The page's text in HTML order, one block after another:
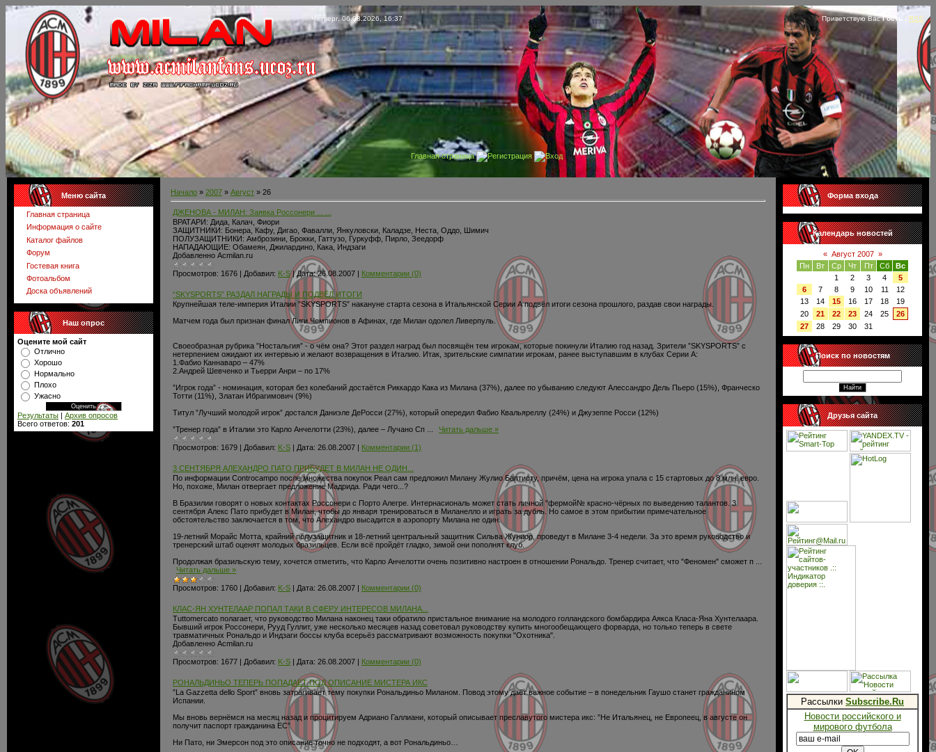
Четверг, 06.08.2026, 16:37 Приветствую ВасГость RSS
Главная страница Регистрация Вход
Меню сайта
Главная страница
Информация о сайте
Каталог файлов
Форум
Гостевая книга
Фотоальбом
Доска объявлений
Наш опрос
Оцените мой сайт
Отлично
Хорошо
Нормально
Плохо
Ужасно
Результаты | Архив опросов
Всего ответов: 201
Начало » 2007 » Август » 26
ДЖЕНОВА - МИЛАН: Заявка Россонери ... ...
ВРАТАРИ: Дида, Калач, Фиори
ЗАЩИТНИКИ: Бонера, Кафу, Дигао, Фавалли, Янкуловски, Каладзе, Неста, Оддо, Шимич
ПОЛУЗАЩИТНИКИ: Амброзини, Брокки, Гаттузо, Гуркуфф, Пирло, Зеедорф
НАПАДАЮЩИЕ: Обамеян, Джилардино, Кака, Индзаги
Добавленно Acmilan.ru
Просмотров: 1676 | Добавил: K-S |Дата: 26.08.2007 | Комментарии (0)
“SKYSPORTS” РАЗДАЛ НАГРАДЫ И ПОДВЁЛ ИТОГИ
Крупнейшая теле-империя Италии ”SKYSPORTS” накануне старта сезона в Итальянской Серии А подвёл итоги сезона прошлого, раздав свои награды.
Матчем года был признан финал Лиги Чемпионов в Афинах, где Милан одолел Ливерпуль.
Своеобразная рубрика ”Ностальгия” - о чём она? Этот раздел наград был посвящён тем игрокам, которые покинули Италию год назад. Зрители ”SKYSPORTS” с
нетерпением ожидают их интервью и желают возвращения в Италию. Итак, зрительские симпатии игрокам, ранее выступавшим в клубах Серии А:
1.Фабио Каннаваро – 47%
2.Андрей Шевченко и Тьерри Анри – по 17%
”Игрок года” - номинация, которая без колебаний достаётся Риккардо Кака из Милана (37%), далее по убыванию следуют Алессандро Дель Пьеро (15%), Франческо
Тотти (11%), Златан Ибрагимович (9%)
Титул ”Лучший молодой игрок” достался Даниэле ДеРосси (27%), который опередил Фабио Квальяреллу (24%) и Джузеппе Росси (12%)
”Тренер года” в Италии это Карло Анчелотти (23%), далее – Лучано Сп
Читать дальше »
Просмотров: 1679 | Добавил: K-S | Дата: 26.08.2007 | Комментарии (1)
3 СЕНТЯБРЯ АЛЕХАНДРО ПАТО ПРИБУДЕТ В МИЛАН НЕ ОДИН...
По информации Controcampo после множества покупок Реал сам предложил Милану Жулио Баптисту, причём, цена на игрока упала с 15 стартовых до 8 млн. евро.
Но, похоже, Милан отвергает предложение Мадрида. Ради чего...?
В Бразилии говорят о новых контактах Россонери с Порто Алегре. Интернасиональ может стать личной "фермой№ красно-чёрных по выведению талантов. 3
сентября Алекс Пато прибудет в Милан, чтобы до января тренироваться в Миланелло и играть за дубль. Но самое в этом прибытии примечательное
обстоятельство заключается в том, что Алехандро высадится в аэропорту Милана не один.
19-летний Морайс Мотта, крайний полузащитник и 18-летний центральный защитник Сильва Жуниор, проведут в Милане 3-4 недели. За это время руководство и
тренерский штаб оценят молодых бразильцев. Если всё пройдёт гладко, зимой они пополнят клуб.
Продолжая бразильскую тему, хочется отметить, что Карло Анчелотти очень позитивно настроен в отношении Рональдо. Тренер считает, что "Феномен" сможет п
Читать дальше »
Просмотров: 1760 | Добавил: K-S | Дата: 26.08.2007 | Комментарии (0)
КЛАС-ЯН ХУНТЕЛААР ПОПАЛ ТАКИ В СФЕРУ ИНТЕРЕСОВ МИЛАНА...
Tuttomercato полагает, что руководство Милана наконец таки обратило пристальное внимание на молодого голландского бомбардира Аякса Класа-Яна Хунтелаара.
Бывший игрок Россонери, Рууд Гуллит, уже несколько месяцев назад советовал руководству купить многообещающего форварда, но только теперь в свете
травматичных Рональдо и Индзаги боссы клуба всерьёз рассматривают возможность покупки "Охотника".
Добавленно Acmilan.ru
Просмотров: 1677 | Добавил: K-S | Дата: 26.08.2007 | Комментарии (0)
РОНАЛЬДИНЬО ТЕПЕРЬ ПОПАДАЕТ ПОД ОПИСАНИЕ МИСТЕРА ИКС
”La Gazzetta dello Sport” вновь затрагивает тему покупки Рональдиньо Миланом. Повод этому даёт важное событие – в понедельник Гаушо станет гражданином
Испании.
Мы вновь вернёмся на месяц назад и процитируем Адриано Галлиани, который описывает преславутого мистера икс: ”Не Итальянец, не Европеец, в августе он
получит паспорт гражданина ЕС”
Ни Пато, ни Эмерсон под это описание точно не подходят, а вот Рональдиньо…
Форма входа
Календарь новостей
« Август 2007 »
Пн
Вт Ср Чт Пт Сб
Вс
1
2 3 4
5
6
7 8 9 10 11
12
13
14 15 16 17 18
19
20
21 22 23 24 25
26
27
28 29 30 31
Поиск по новостям
Друзья сайта
Рассылки Subscribe.Ru
Новости российского и
мирового футбола